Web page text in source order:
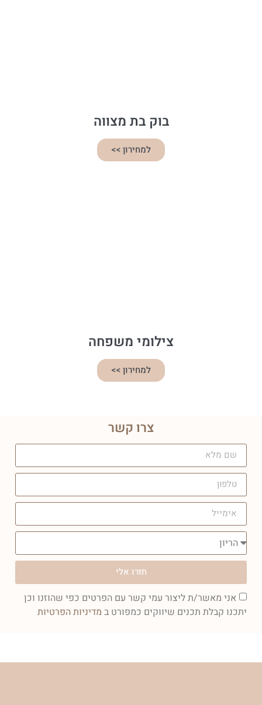
בוק בת מצווה
למחירון >>
צילומי משפחה
למחירון >>
צרו קשר
אני מאשר/ת ליצור עמי קשר עם הפרטים כפי שהוזנו וכן
יתכנו קבלת תכנים שיווקים כמפורט ב מדיניות הפרטיות
חזרו אלי